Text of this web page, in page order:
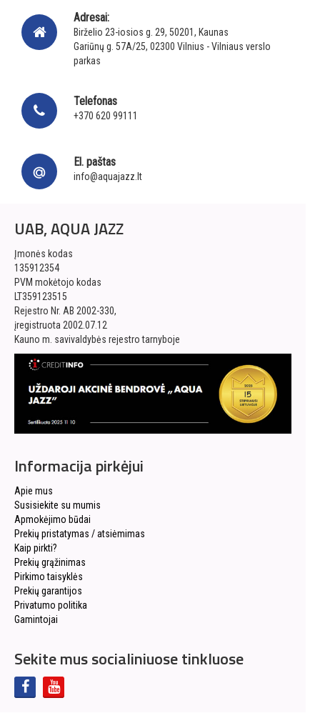
Adresai:
Birželio 23-iosios g. 29, 50201, Kaunas
Gariūnų g. 57A/25, 02300 Vilnius - Vilniaus verslo
parkas
Telefonas
+370 620 99111
El. paštas
info@aquajazz.lt
UAB, AQUA JAZZ
Įmonės kodas
135912354
PVM mokėtojo kodas
LT359123515
Rejestro Nr. AB 2002-330,
įregistruota 2002.07.12
Kauno m. savivaldybės rejestro tarnyboje
Informacija pirkėjui
Apie mus
Susisiekite su mumis
Apmokėjimo būdai
Prekių pristatymas / atsiėmimas
Kaip pirkti?
Prekių grąžinimas
Pirkimo taisyklės
Prekių garantijos
Privatumo politika
Gamintojai
Sekite mus socialiniuose tinkluose